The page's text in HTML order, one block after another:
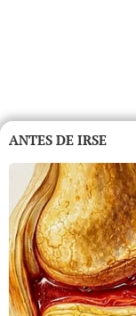
ANTES DE IRSE